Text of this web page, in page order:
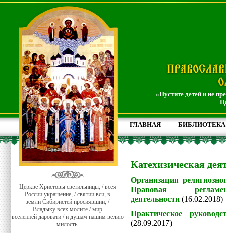
«Пустите детей и не
ГЛАВНАЯ БИБЛИОТЕКА
Церкве Христовы светильницы, / всея
России украшение, / святии вси, в
земли Сибиристей просиявшии, /
Владыку всех молите / мир
вселенней даровати / и душам нашим велию
милость.
Катехизическая
Организация
Правовая
деятельности (16.02.2018)
Практическое
(28.09.2017)